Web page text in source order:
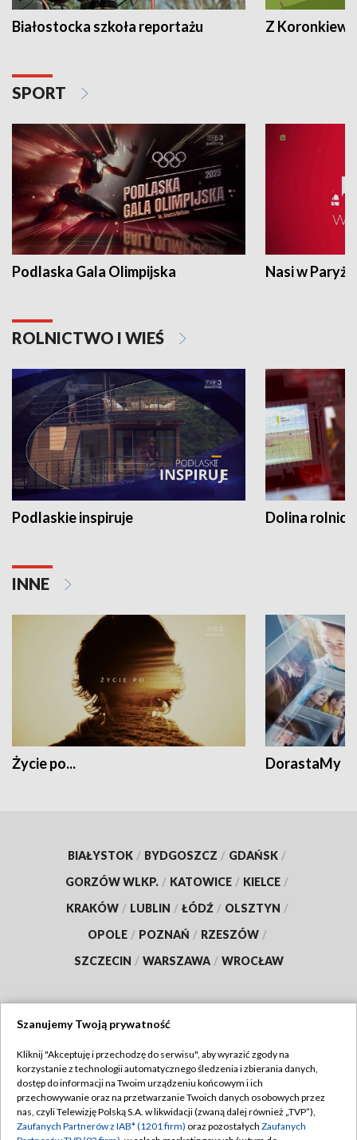
Białostocka szkoła reportażu Z
SPORT
Podlaska Gala Olimpijska Nasi w Paryżu
ROLNICTWO I WIEŚ
Podlaskie inspiruje Dolina
INNE
Życie po... DorastaMy
BIAŁYSTOK / BYDGOSZCZ / GDAŃSK /
GORZÓW WLKP. / KATOWICE / KIELCE /
KRAKÓW / LUBLIN / ŁÓDŹ / OLSZTYN /
OPOLE / POZNAŃ / RZESZÓW /
SZCZECIN / WARSZAWA / WROCŁAW
TVP
Abonament TVP
Emisja w TVP
Regulamin TVP
Polityka prywatności
Szanujemy Twoją prywatność
Kliknij "Akceptuję i przechodzę do serwisu", aby wyrazić zgody na
korzystanie z technologii automatycznego śledzenia i zbierania danych,
dostęp do informacji na Twoim urządzeniu końcowym i ich
przechowywanie oraz na przetwarzanie Twoich danych osobowych przez
nas, czyli Telewizję Polską S.A. w likwidacji (zwaną dalej również „TVP”),
Zaufanych Partnerów z IAB* (1201 firm) oraz pozostałych Zaufanych